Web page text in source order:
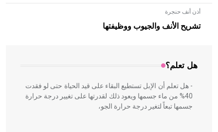
أذن أنف حنجرة
تشريح الأنف والجيوب ووظيفتها
هل تعلم؟
- هل تعلم أن الأبلق نوع من الفنون الهندسية التي ارتبطت
بالعمارة الإسلامية في بلاد الشام ومصر خاصة، حيث يحرص
المعمار على بناء مداميكه وخاصة في الواجهات
- هل تعلم أن الإبل تستطيع البقاء على قيد الحياة حتى لو فقدت
40% من ماء جسمها ويعود ذلك لقدرتها على تغيير درجة حرارة
جسمها تبعاً لتغير درجة حرارة الجو،